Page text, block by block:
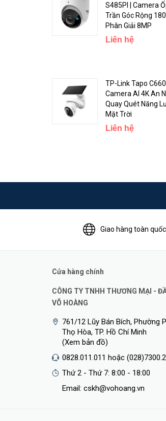
nét cả ngày lẫn đêm.
Thuật Toán Phân Biệt Người Và
TP-Link VIGI C330I
được trang bị
động khi có phát hiện chuyển động.
S485PI | Camera
Trần Góc Rộng
Phân Giải 8MP
Liên hệ
TP-Link Tapo C660
Camera AI 4K An
Quay Quét Năng
Mặt Trời
Liên hệ
Giao hàng toàn quốc
Cửa hàng chính
CÔNG TY TNHH THƯƠNG MẠI -
VÕ HOÀNG
761/12 Lũy Bán Bích, Phường
Thọ Hòa, TP. Hồ Chí Minh
(Xem bản đồ)
0828.011.011 hoặc
Thứ 2 - Thứ 7: 8:00 - 18:00
Email: cskh@vohoang.vn